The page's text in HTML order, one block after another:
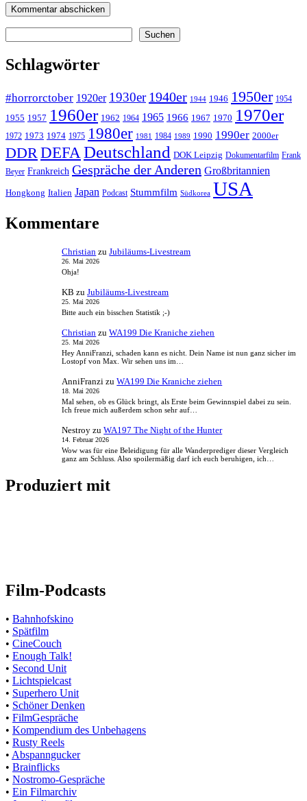
Suchen
Schlagwörter
#horrorctober 1920er 1930er 1940er 1944 1946 1950er 1954
1955 1957 1960er 1962 1964 1965 1966 1967 1970 1970er
1972 1973 1974 1975 1980er 1981 1984 1989 1990 1990er 2000er
DDR DEFA Deutschland DOK Leipzig Dokumentarfilm Frank
Beyer Frankreich Gespräche der Anderen Großbritannien
Hongkong Italien Japan Podcast Stummfilm Südkorea USA
Kommentare
Christian zuJubiläums-Livestream
26. Mai 2026
Ohja!
KB zuJubiläums-Livestream
25. Mai 2026
Bitte auch ein bisschen Statistik ;-)
Christian zuWA199 Die Kraniche ziehen
25. Mai 2026
Hey AnniFranzi, schaden kann es nicht. Dein Name ist nun ganz sicher im
Lostopf von Max. Wir sehen uns im…
AnniFranzi zuWA199 Die Kraniche ziehen
18. Mai 2026
Mal sehen, ob es Glück bringt, als Erste beim Gewinnspiel dabei zu sein.
Ich freue mich außerdem schon sehr auf…
Nestroy zuWA197 The Night of the Hunter
14. Februar 2026
Wow was für eine Beleidigung für alle Wanderprediger dieser Vergleich
ganz am Schluss. Also spoilermäßig darf ich euch beruhigen, ich…
Produziert mit
Film-Podcasts
• Bahnhofskino
• Spätfilm
• CineCouch
• Enough Talk!
• Second Unit
• Lichtspielcast
• Superhero Unit
• Schöner Denken
• FilmGespräche
• Kompendium des Unbehagens
• Rusty Reels
• Abspanngucker
• Brainflicks
• Nostromo-Gespräche
• Ein Filmarchiv